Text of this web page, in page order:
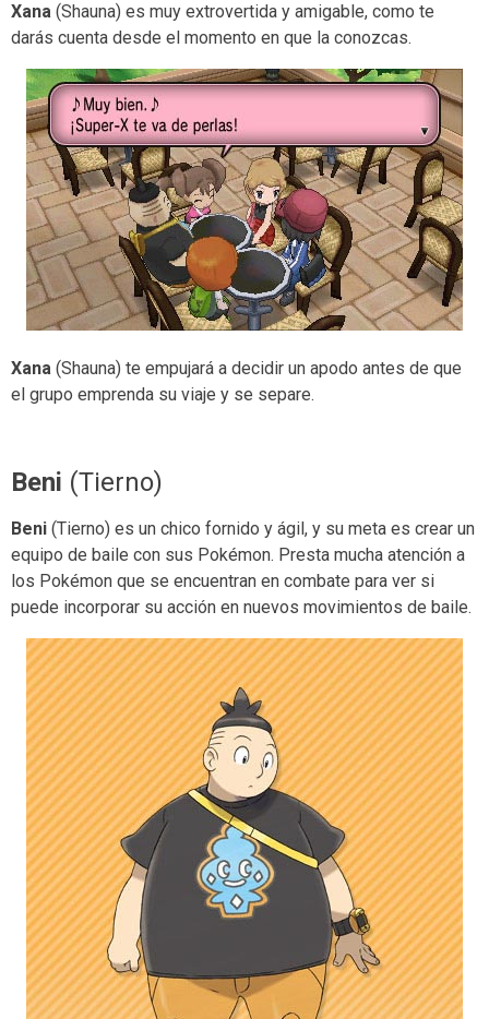
Xana (Shauna) es muy extrovertida y amigable, como te
darás cuenta desde el momento en que la conozcas.
Xana (Shauna) te empujará a decidir un apodo antes de que
el grupo emprenda su viaje y se separe.
Beni (Tierno)
Beni (Tierno) es un chico fornido y ágil, y su meta es crear un
equipo de baile con sus Pokémon. Presta mucha atención a
los Pokémon que se encuentran en combate para ver si
puede incorporar su acción en nuevos movimientos de baile.